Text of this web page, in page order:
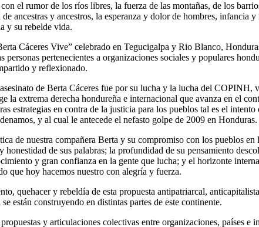
el rumor de los ríos libres, la fuerza de las montañas, de los
ancestras y ancestros, la esperanza y dolor de hombres, infancia
y su rebelde vida.
Cáceres Vive” celebrado en Tegucigalpa y Rio Blanco,
pertenecientes a organizaciones sociales y populares
y reflexionado.
de Berta Cáceres fue por su lucha y la lucha del COPINH,
extrema derecha hondureña e internacional que avanza en el
estrategias en contra de la justicia para los pueblos tal es el
y al cual le antecede el nefasto golpe de 2009 en Honduras.
de nuestra compañera Berta y su compromiso con los pueblos en
honestidad de sus palabras; la profundidad de su pensamiento
y gran confianza en la gente que lucha; y el horizonte
que hoy hacemos nuestro con alegría y fuerza.
quehacer y rebeldía de esta propuesta antipatriarcal,
están construyendo en distintas partes de este continente.
y articulaciones colectivas entre organizaciones, países